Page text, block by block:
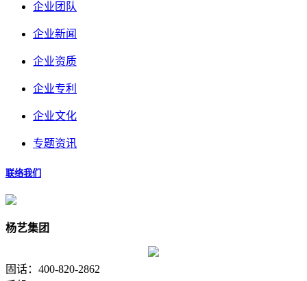
企业团队
企业新闻
企业资质
企业专利
企业文化
专题资讯
联络我们
杨艺集团
固话：400-820-2862